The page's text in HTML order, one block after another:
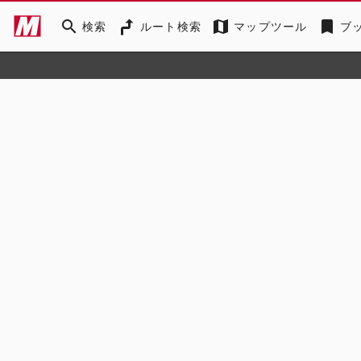
search 検索 ルート検索 map マップツール bookmark ブ